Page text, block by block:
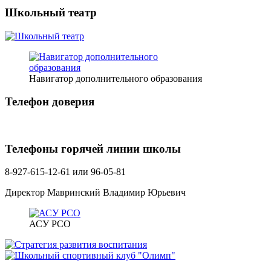
Школьный театр
Навигатор дополнительного образования
Телефон доверия
Телефоны горячей линии школы
8-927-615-12-61 или 96-05-81
Директор Мавринский Владимир Юрьевич
АСУ РСО